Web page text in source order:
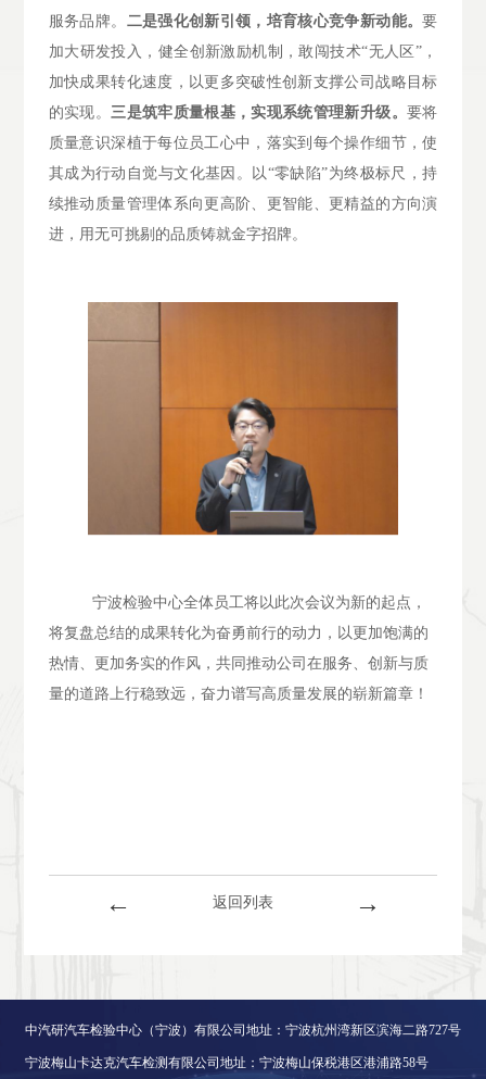
服务品牌。 二是强化创新引领，培育核心竞争新动能。要
加大研发投入，健全创新激励机制，敢闯技术“无人区”，
加快成果转化速度，以更多突破性创新支撑公司战略目标
的实现。 三是筑牢质量根基，实现系统管理新升级。 要将
质量意识深植于每位员工心中，落实到每个操作细节，使
其成为行动自觉与文化基因。以 “零缺陷”为终极标尺，持
续推动质量管理体系向更高阶、更智能、更精益的方向演
进，用无可挑剔的品质铸就金字招牌。
宁波检验中心全体员工将以此次会议为新的起点，
将复盘总结的成果转化为奋勇前行的动力，以更加饱满的
热情、更加务实的作风，共同推动公司在服务、创新与质
量的道路上行稳致远，奋力谱写高质量发展的崭新篇章！
← 返回列表 →
中汽研汽车检验中心（宁波）有限公司地址：宁波杭州湾新区滨海二路727号
宁波梅山卡达克汽车检测有限公司地址：宁波梅山保税港区港浦路58号